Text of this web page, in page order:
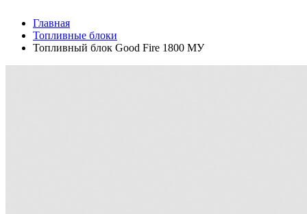
Главная
Топливные блоки
Топливный блок Good Fire 1800 МУ